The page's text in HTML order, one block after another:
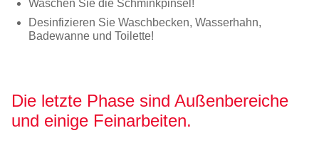
Waschen Sie die Schminkpinsel!
Desinfizieren Sie Waschbecken, Wasserhahn,
Badewanne und Toilette!
Die letzte Phase sind Außenbereiche
und einige Feinarbeiten.